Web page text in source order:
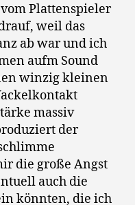
Plattenspieler
weil das
ab war und ich
aufm Sound
winzig kleinen
massiv
der
die große Angst
auch die
könnten, die ich